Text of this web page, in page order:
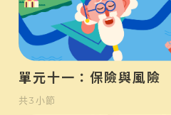
單元十一：保險與風險
共3 小節